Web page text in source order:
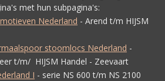
met hun subpagina's:
Nederland - Arend t/m HIJSM
stoomlocs Nederland -
t/m/ HIJSM Handel - Zeevaart
I - serie NS 600 t/m NS 2100